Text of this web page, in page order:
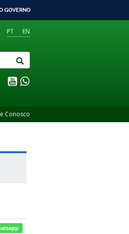
GOVERNO
PT EN
Conosco